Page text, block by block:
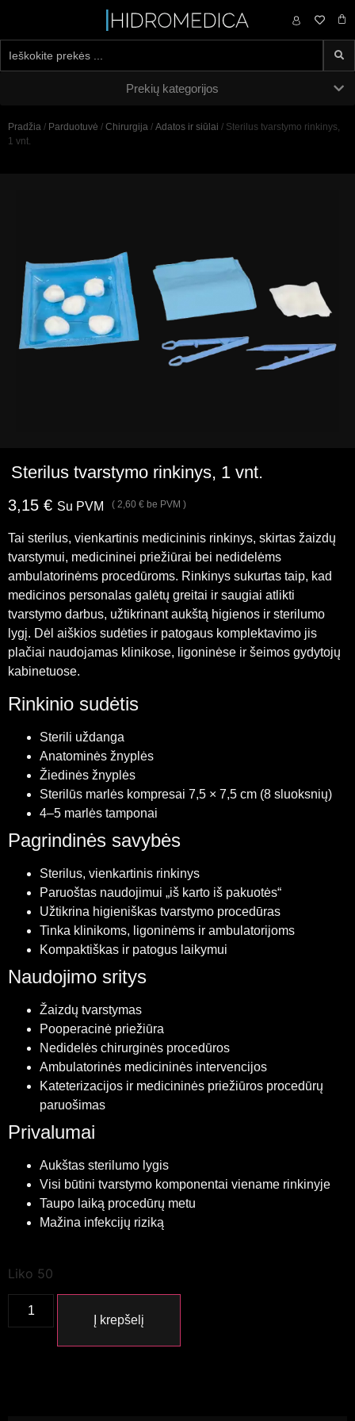
0,00 €
Prekių kategorijos
Pradžia / Parduotuvė / Chirurgija / Adatos ir siūlai / Sterilus tvarstymo rinkinys,
1 vnt.
Sterilus tvarstymo rinkinys, 1 vnt.
3,15 € Su PVM ( 2,60 € be PVM )
Tai sterilus, vienkartinis medicininis rinkinys, skirtas žaizdų
tvarstymui, medicininei priežiūrai bei nedidelėms
ambulatorinėms procedūroms. Rinkinys sukurtas taip, kad
medicinos personalas galėtų greitai ir saugiai atlikti
tvarstymo darbus, užtikrinant aukštą higienos ir sterilumo
lygį. Dėl aiškios sudėties ir patogaus komplektavimo jis
plačiai naudojamas klinikose, ligoninėse ir šeimos gydytojų
kabinetuose.
Rinkinio sudėtis
Sterili uždanga
Anatominės žnyplės
Žiedinės žnyplės
Sterilūs marlės kompresai 7,5 × 7,5 cm (8 sluoksnių)
4–5 marlės tamponai
Pagrindinės savybės
Sterilus, vienkartinis rinkinys
Paruoštas naudojimui „iš karto iš pakuotės“
Užtikrina higieniškas tvarstymo procedūras
Tinka klinikoms, ligoninėms ir ambulatorijoms
Kompaktiškas ir patogus laikymui
Naudojimo sritys
Žaizdų tvarstymas
Pooperacinė priežiūra
Nedidelės chirurginės procedūros
Ambulatorinės medicininės intervencijos
Kateterizacijos ir medicininės priežiūros procedūrų
paruošimas
Privalumai
Aukštas sterilumo lygis
Visi būtini tvarstymo komponentai viename rinkinyje
Taupo laiką procedūrų metu
Mažina infekcijų riziką
Liko 50
Į krepšelį